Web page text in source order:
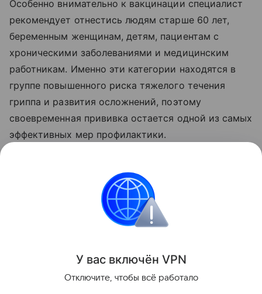
Особенно внимательно к вакцинации специалист
рекомендует отнестись людям старше 60 лет,
беременным женщинам, детям, пациентам с
хроническими заболеваниями и медицинским
работникам. Именно эти категории находятся в
группе повышенного риска тяжелого течения
гриппа и развития осложнений, поэтому
своевременная прививка остается одной из самых
эффективных мер профилактики.
, которые после 50 лет нельзя
У вас включён VPN
Отключите, чтобы всё работало